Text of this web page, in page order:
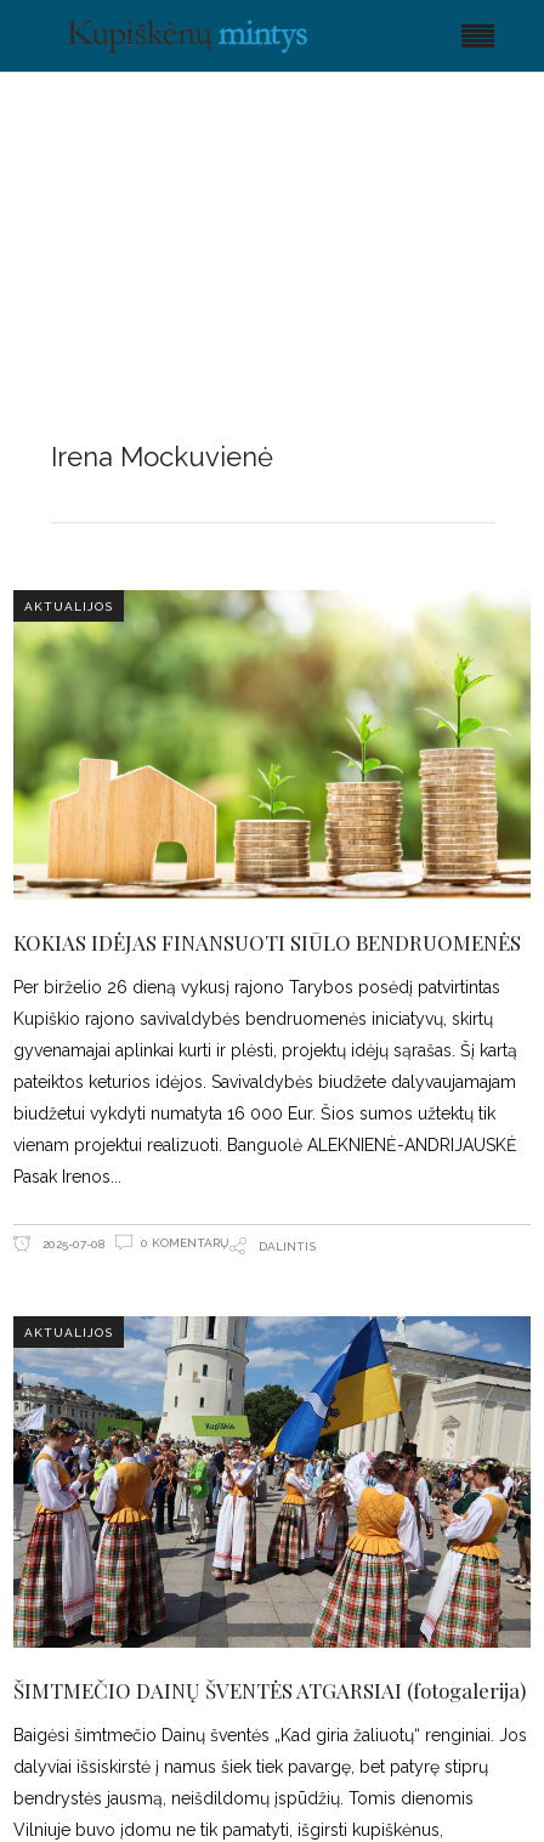
Irena Mockuvienė
AKTUALIJOS
KOKIAS IDĖJAS FINANSUOTI SIŪLO BENDRUOMENĖS
Per birželio 26 dieną vykusį rajono Tarybos posėdį patvirtintas
Kupiškio rajono savivaldybės bendruomenės iniciatyvų, skirtų
gyvenamajai aplinkai kurti ir plėsti, projektų idėjų sąrašas. Šį kartą
pateiktos keturios idėjos. Savivaldybės biudžete dalyvaujamajam
biudžetui vykdyti numatyta 16 000 Eur. Šios sumos užtektų tik
vienam projektui realizuoti. Banguolė ALEKNIENĖ-ANDRIJAUSKĖ
Pasak Irenos
2025-07-08 0 KOMENTARŲ DALINTIS
AKTUALIJOS
ŠIMTMEČIO DAINŲ ŠVENTĖS ATGARSIAI (fotogalerija)
Baigėsi šimtmečio Dainų šventės „Kad giria žaliuotų“ renginiai. Jos
dalyviai išsiskirstė į namus šiek tiek pavargę, bet patyrę stiprų
bendrystės jausmą, neišdildomų įspūdžių. Tomis dienomis
Vilniuje buvo įdomu ne tik pamatyti, išgirsti kupiškėnus,